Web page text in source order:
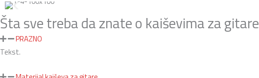
Šta sve treba da znate o kaiševima za gitare
PRAZNO
Tekst.